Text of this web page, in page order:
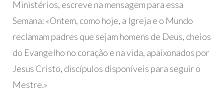
Ministérios, escreve na mensagem para essa
Semana: «Ontem, como hoje, a Igreja e o Mundo
reclamam padres que sejam homens de Deus, cheios
do Evangelho no coração e na vida, apaixonados por
Jesus Cristo, discípulos disponíveis para seguir o
Mestre.»